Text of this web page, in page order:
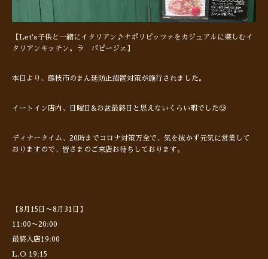
【Let's子供と一緒にイタリアン♪ナポリピッツァをカジュアルに楽しむイ
タリアンキッチン。ラ パピージェ】
本日より、藤枝市のまん延防止措置対策が施行されました。
イートイン店内、日曜日&お盆最終日と思えないくらい暇でした🥲
ディナータイム、20時までコロナ対策万全で、気を抜かず元気に営業して
おりますので、皆さまのご来店お待ちしております。
【8月15日〜8月31日】
11:00〜20:00
最終入店19:00
L.O 19:15